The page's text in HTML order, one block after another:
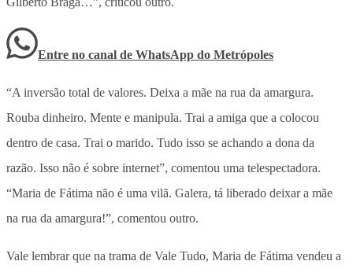
Entre no canal de WhatsApp do Metrópoles
“A inversão total de valores. Deixa a mãe na rua da amargura.
Rouba dinheiro. Mente e manipula. Trai a amiga que a colocou
dentro de casa. Trai o marido. Tudo isso se achando a dona da
razão. Isso não é sobre internet”, comentou uma telespectadora.
“Maria de Fátima não é uma vilã. Galera, tá liberado deixar a mãe
na rua da amargura!”, comentou outro.
Vale lembrar que na trama de Vale Tudo, Maria de Fátima vendeu a